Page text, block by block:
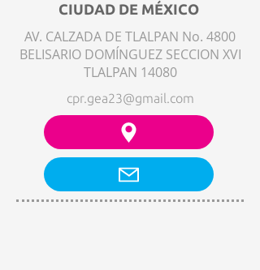
CIUDAD DE MÉXICO
AV. CALZADA DE TLALPAN No. 4800
BELISARIO DOMÍNGUEZ SECCION XVI
TLALPAN 14080
cpr.gea23@gmail.com